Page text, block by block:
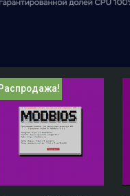
Распродажа!